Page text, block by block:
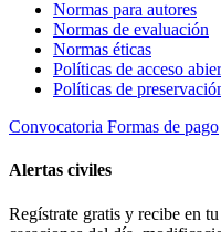
Normas para autores
Normas de evaluación
Normas éticas
Políticas de acceso
Políticas de
Convocatoria Formas de pago
Alertas civiles
Regístrate gratis y recibe en